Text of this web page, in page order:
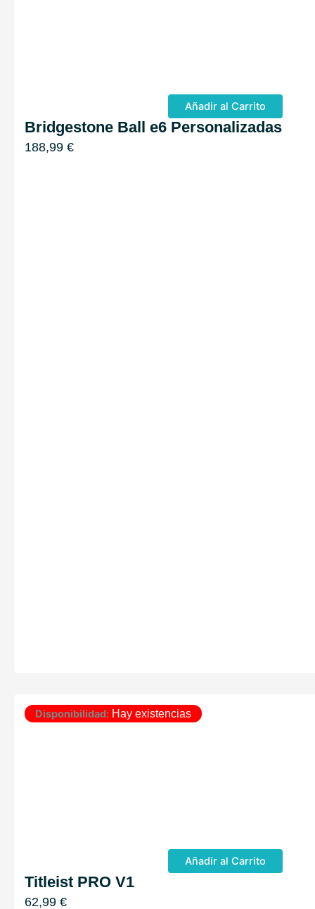
Añadir al Carrito
Bridgestone Ball e6 Personalizadas
188,99 €
Añadir al Carrito
Disponibilidad: Hay existencias
Titleist PRO V1
62,99 €